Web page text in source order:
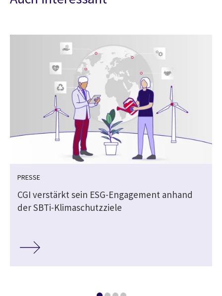
PRESSE
CGI verstärkt sein ESG-Engagement anhand
der SBTi-Klimaschutzziele